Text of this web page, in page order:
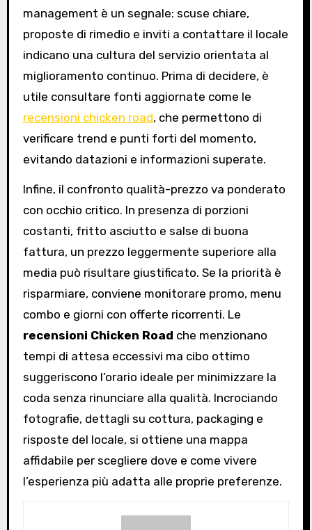
management è un segnale: scuse chiare,
proposte di rimedio e inviti a contattare il locale
indicano una cultura del servizio orientata al
miglioramento continuo. Prima di decidere, è
utile consultare fonti aggiornate come le
recensioni chicken road, che permettono di
verificare trend e punti forti del momento,
evitando datazioni e informazioni superate.
Infine, il confronto qualità-prezzo va ponderato
con occhio critico. In presenza di porzioni
costanti, fritto asciutto e salse di buona
fattura, un prezzo leggermente superiore alla
media può risultare giustificato. Se la priorità è
risparmiare, conviene monitorare promo, menu
combo e giorni con offerte ricorrenti. Le
recensioni Chicken Road che menzionano
tempi di attesa eccessivi ma cibo ottimo
suggeriscono l’orario ideale per minimizzare la
coda senza rinunciare alla qualità. Incrociando
fotografie, dettagli su cottura, packaging e
risposte del locale, si ottiene una mappa
affidabile per scegliere dove e come vivere
l’esperienza più adatta alle proprie preferenze.